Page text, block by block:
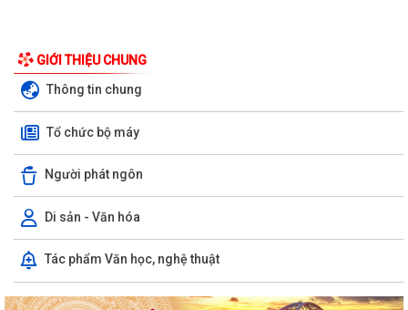
GIỚI THIỆU CHUNG
Thông tin chung
Tổ chức bộ máy
Người phát ngôn
Di sản - Văn hóa
Tác phẩm Văn học, nghệ thuật